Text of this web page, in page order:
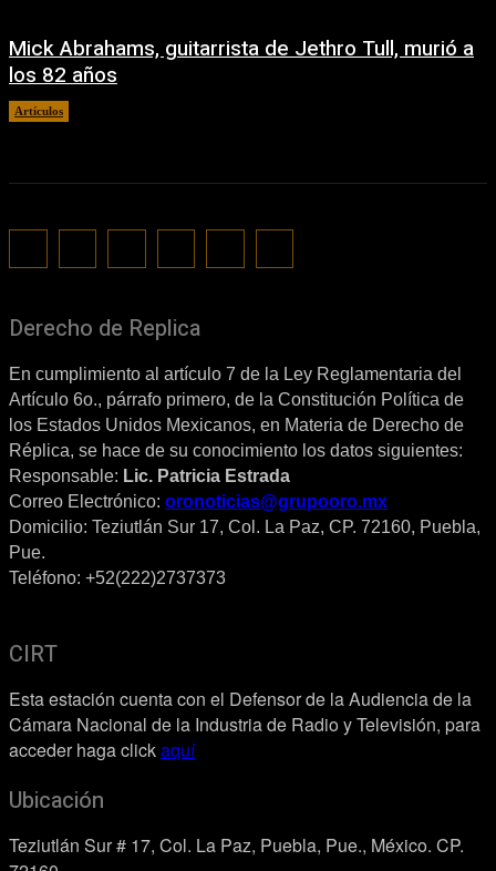
Mick Abrahams, guitarrista de Jethro Tull, murió a
los 82 años
Artículos
Derecho de Replica
En cumplimiento al artículo 7 de la Ley Reglamentaria del
Artículo 6o., párrafo primero, de la Constitución Política de
los Estados Unidos Mexicanos, en Materia de Derecho de
Réplica, se hace de su conocimiento los datos siguientes:
Responsable: Lic. Patricia Estrada
Correo Electrónico: oronoticias@grupooro.mx
Domicilio: Teziutlán Sur 17, Col. La Paz, CP. 72160, Puebla,
Pue.
Teléfono: +52(222)2737373
CIRT
Esta estación cuenta con el Defensor de la Audiencia de la
Cámara Nacional de la Industria de Radio y Televisión, para
acceder haga clickaquí
Ubicación
Teziutlán Sur # 17, Col. La Paz, Puebla, Pue., México. CP.